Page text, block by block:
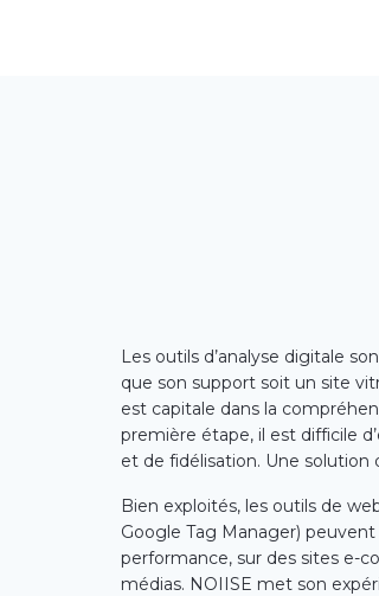
Les outils d’analyse digitale
que son support soit un site
est capitale dans la
première étape, il est difficile
et de fidélisation. Une solution
Bien exploités, les outils de
Google Tag Manager)
performance, sur des sites e-
médias. NOIISE met son